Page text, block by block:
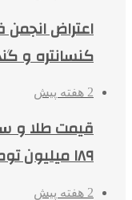
اعتراض انجمن
کنسانتره و
2 هفته پیش
قیمت طلا و
۱۸۹ میلیون تومان
2 هفته پیش